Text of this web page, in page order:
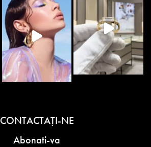
CONTACTAŢI-NE
Abonati-va